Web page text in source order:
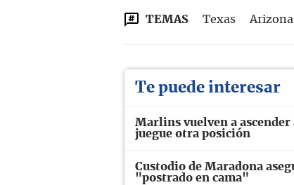
TEMAS Texas Arizona
Te puede interesar
Marlins vuelven a
juegue otra posición
Custodio de Maradona
"postrado en cama"